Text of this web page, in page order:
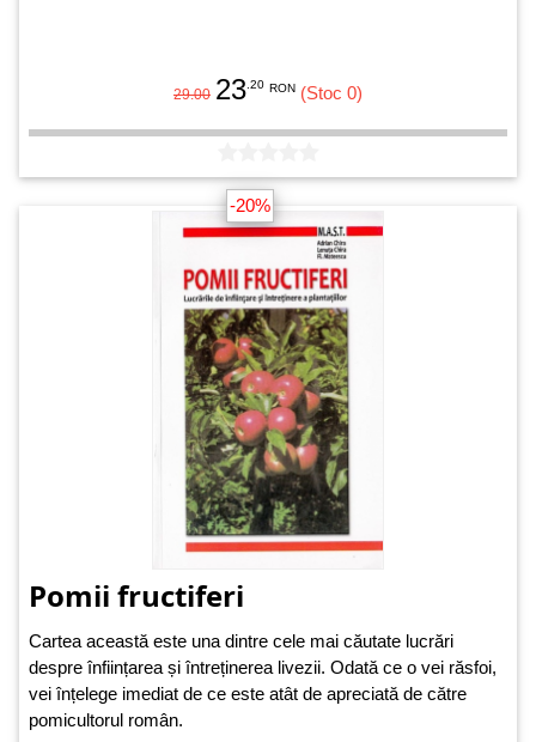
29.00 23 .20 RON (Stoc 0)
-20%
Pomii fructiferi
Cartea această este una dintre cele mai căutate lucrări
despre înființarea și întreținerea livezii. Odată ce o vei răsfoi,
vei înțelege imediat de ce este atât de apreciată de către
pomicultorul român.